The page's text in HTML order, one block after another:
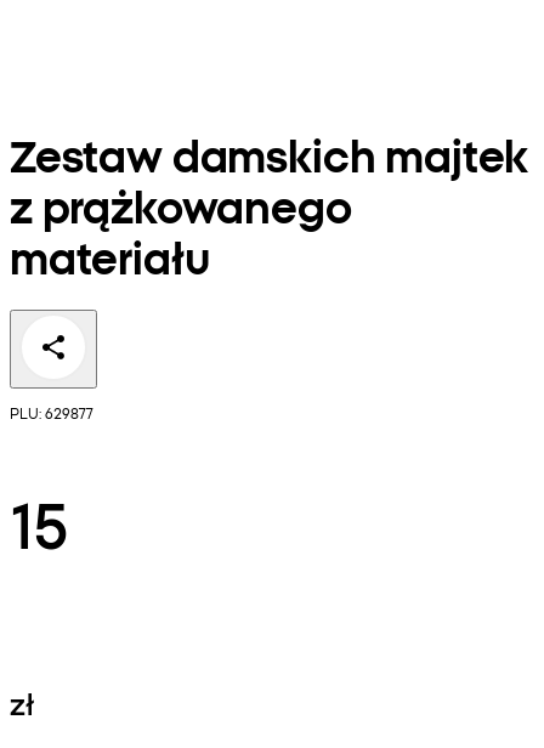
Zestaw damskich majtek
z prążkowanego
materiału
PLU: 629877
15
zł